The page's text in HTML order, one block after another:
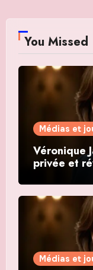
You Missed
Médias et
Véronique
privée et
Médias et